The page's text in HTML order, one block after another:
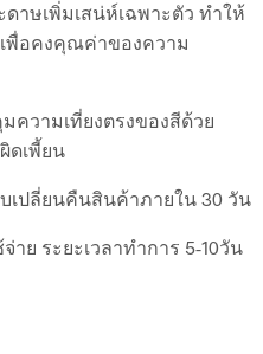
ดาษเพิ่มเสน่ห์เฉพาะตัว ทำให้
พื่อคงคุณค่าของความ
ความเที่ยงตรงของสีด้วย
ดเพี้ยน
เปลี่ยนคืนสินค้าภายใน 30 วัน
าย ระยะเวลาทำการ 5-10วัน